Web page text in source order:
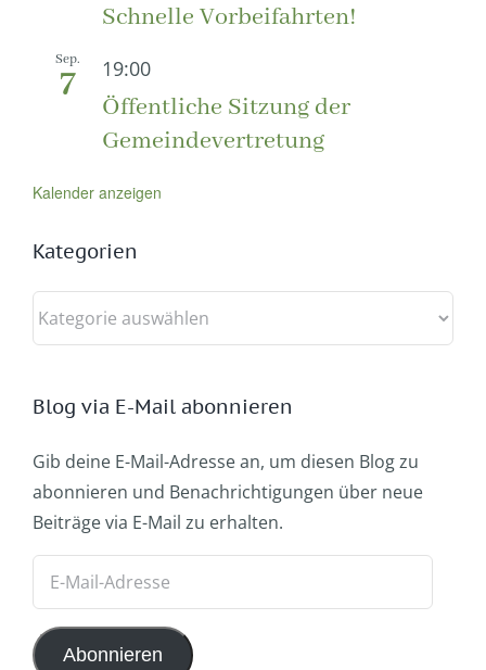
Schnelle Vorbeifahrten!
Sep.
7 19:00
Öffentliche Sitzung der
Gemeindevertretung
Kalender anzeigen
Kategorien
Kategorien
Blog via E-Mail abonnieren
Gib deine E-Mail-Adresse an, um diesen Blog zu
abonnieren und Benachrichtigungen über neue
Beiträge via E-Mail zu erhalten.
Adresse
Abonnieren